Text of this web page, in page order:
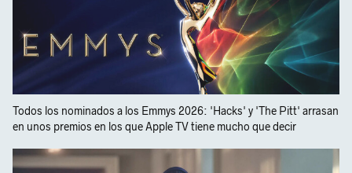
Todos los nominados a los Emmys 2026: 'Hacks' y 'The Pitt' arrasan
en unos premios en los que Apple TV tiene mucho que decir